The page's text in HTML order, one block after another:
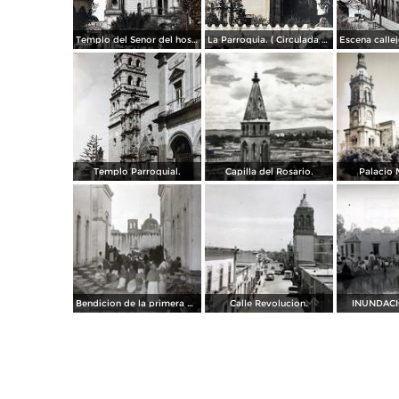
Templo del Senor del hospital. La Parroquia. ( Circulada el 23 de Noviembre de 1938 ).
Templo Parroquial. Capilla del Rosario. Palacio
Bendicion de la primera piedra para el Hospital. Calle Revolucion.